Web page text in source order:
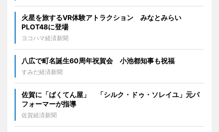
火星を旅するVR体験アトラクション みなとみらい
PLOT48に登場
ヨコハマ経済新聞
八広で町名誕生60周年祝賀会 小池都知事も祝福
すみだ経済新聞
佐賀に「ばくてん屋」 「シルク・ドゥ・ソレイユ」元パ
フォーマーが指導
佐賀経済新聞